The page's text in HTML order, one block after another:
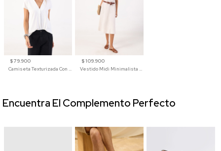
$ 79.900
Camiseta Texturizada Con Cuello En V Para Mujer
$ 109.900
Vestido Midi Minimalista De Silueta Amplia
Encuentra El Complemento Perfecto